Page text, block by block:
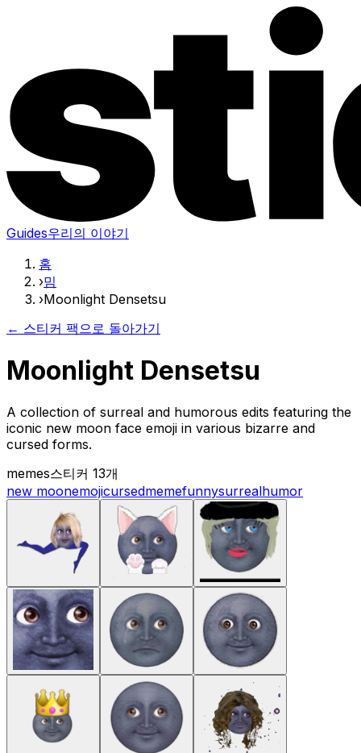
Guides우리의 이야기
홈
›밈
›Moonlight Densetsu
← 스티커 팩으로 돌아가기
Moonlight Densetsu
A collection of surreal and humorous edits featuring the
iconic new moon face emoji in various bizarre and
cursed forms.
memes스티커 13개
new moonemojicursedmemefunnysurrealhumor